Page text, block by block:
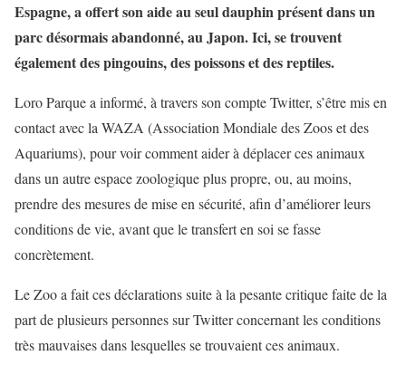
Espagne, a offert son aide au seul dauphin présent dans un
parc désormais abandonné, au Japon. Ici, se trouvent
également des pingouins, des poissons et des reptiles.
Loro Parque a informé, à travers son compte Twitter, s’être mis en
contact avec la WAZA (Association Mondiale des Zoos et des
Aquariums), pour voir comment aider à déplacer ces animaux
dans un autre espace zoologique plus propre, ou, au moins,
prendre des mesures de mise en sécurité, afin d’améliorer leurs
conditions de vie, avant que le transfert en soi se fasse
concrètement.
Le Zoo a fait ces déclarations suite à la pesante critique faite de la
part de plusieurs personnes sur Twitter concernant les conditions
très mauvaises dans lesquelles se trouvaient ces animaux.